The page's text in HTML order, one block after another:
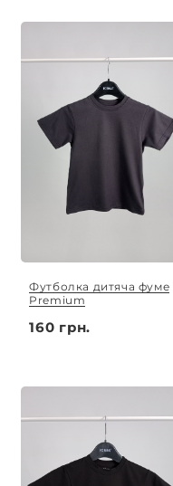
Футболка дитяча фуме
Premium
160 грн.